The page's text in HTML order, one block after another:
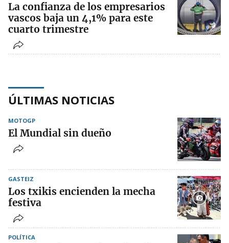
La confianza de los empresarios
vascos baja un 4,1% para este
cuarto trimestre
ÚLTIMAS NOTICIAS
MOTOGP
El Mundial sin dueño
GASTEIZ
Los txikis encienden la mecha
festiva
POLÍTICA